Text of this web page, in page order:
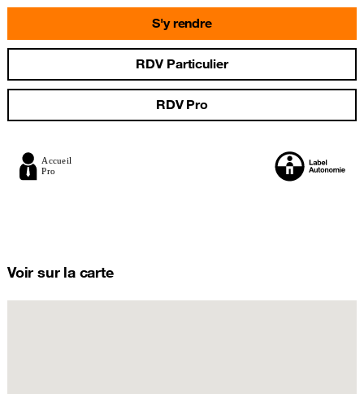
S'y rendre
RDV Particulier
RDV Pro
Voir sur la carte